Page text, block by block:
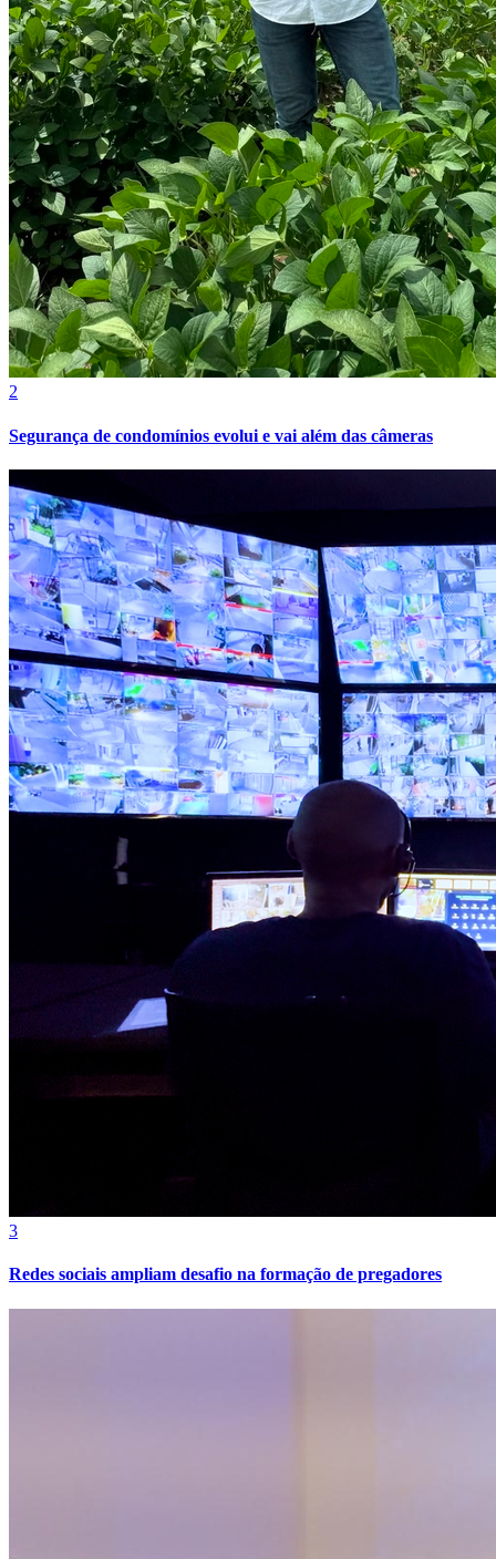
Botafogo
Grêmio
2
Segurança de condomínios evolui e vai além das câmeras
3
Redes sociais ampliam desafio na formação de pregadores